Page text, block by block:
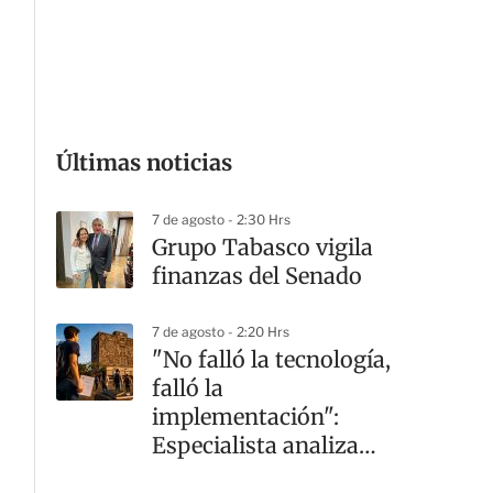
Últimas noticias
7 de agosto - 2:30 Hrs
Grupo Tabasco vigila
finanzas del Senado
7 de agosto - 2:20 Hrs
"No falló la tecnología,
falló la
implementación":
Especialista analiza